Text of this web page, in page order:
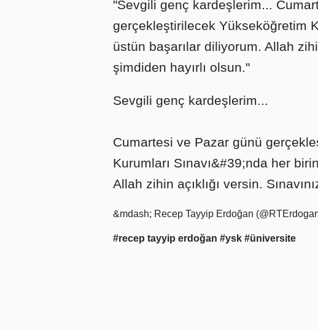
"Sevgili genç kardeşlerim...
gerçekleştirilecek Yükseköğretim
üstün başarılar diliyorum. Allah
şimdiden hayırlı olsun."
Sevgili genç kardeşlerim...
Cumartesi ve Pazar günü
Kurumları Sınavı&#39;nda her
Allah zihin açıklığı versin.
&mdash; Recep Tayyip Erdoğan
#recep tayyip erdoğan #ysk #üniversite